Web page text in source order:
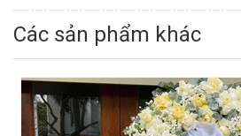
Các sản phẩm khác